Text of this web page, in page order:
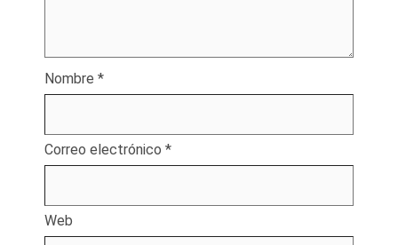
Nombre *
Correo electrónico *
Web